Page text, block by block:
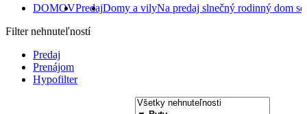
DOMOVPredajDomy a vilyNa predaj slnečný rodinný dom
Filter nehnuteľností
Predaj
Prenájom
Hypofilter